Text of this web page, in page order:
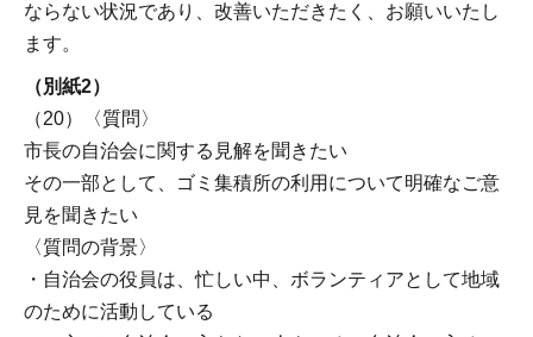
ならない状況であり、改善いただきたく、お願いいたし
ます。
（別紙2）
（20）〈質問〉
市長の自治会に関する見解を聞きたい
その一部として、ゴミ集積所の利用について明確なご意
見を聞きたい
〈質問の背景〉
・自治会の役員は、忙しい中、ボランティアとして地域
のために活動している